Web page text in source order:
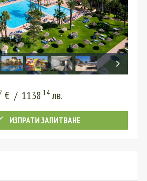
€ / 1138.14лв.
ИЗПРАТИ ЗАПИТВАНЕ